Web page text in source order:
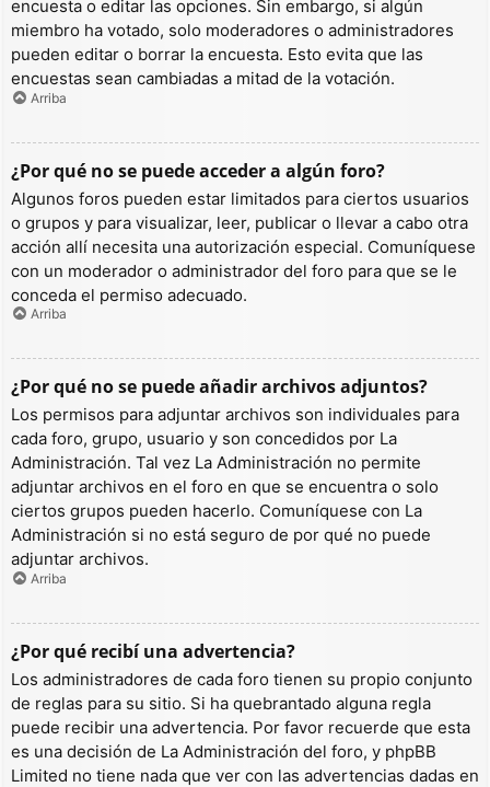
encuesta o editar las opciones. Sin embargo, si algún
miembro ha votado, solo moderadores o administradores
pueden editar o borrar la encuesta. Esto evita que las
encuestas sean cambiadas a mitad de la votación.
Arriba
¿Por qué no se puede acceder a algún foro?
Algunos foros pueden estar limitados para ciertos usuarios
o grupos y para visualizar, leer, publicar o llevar a cabo otra
acción allí necesita una autorización especial. Comuníquese
con un moderador o administrador del foro para que se le
conceda el permiso adecuado.
Arriba
¿Por qué no se puede añadir archivos adjuntos?
Los permisos para adjuntar archivos son individuales para
cada foro, grupo, usuario y son concedidos por La
Administración. Tal vez La Administración no permite
adjuntar archivos en el foro en que se encuentra o solo
ciertos grupos pueden hacerlo. Comuníquese con La
Administración si no está seguro de por qué no puede
adjuntar archivos.
Arriba
¿Por qué recibí una advertencia?
Los administradores de cada foro tienen su propio conjunto
de reglas para su sitio. Si ha quebrantado alguna regla
puede recibir una advertencia. Por favor recuerde que esta
es una decisión de La Administración del foro, y phpBB
Limited no tiene nada que ver con las advertencias dadas en